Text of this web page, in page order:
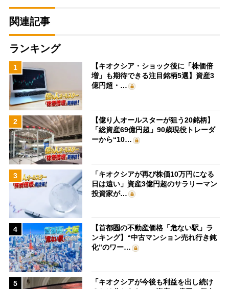
関連記事
ランキング
1
【キオクシア・ショック後に「株価倍
増」も期待できる注目銘柄5選】資産3
億円超・…
2
【億り人オールスターが狙う20銘柄】
「総資産69億円超」90歳現役トレーダ
ーから“10…
3
「キオクシアが再び株価10万円になる
日は遠い」資産3億円超のサラリーマン
投資家が…
4
【首都圏の不動産価格「危ない駅」ラ
ンキング】“中古マンション売れ行き鈍
化”のワー…
5
「キオクシアが今後も利益を出し続け